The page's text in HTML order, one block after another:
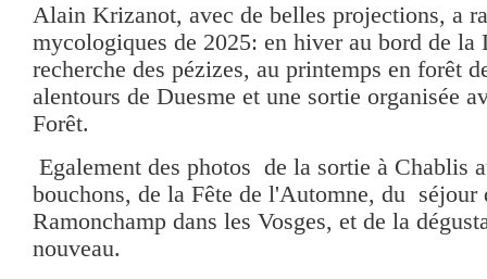
Alain Krizanot, avec de belles projections, a
mycologiques de 2025: en hiver au bord de la
recherche des pézizes, au printemps en forêt
alentours de Duesme et une sortie organisée
Forêt.
Egalement des photos de la sortie à Chablis
bouchons, de la Fête de l'Automne, du séjour
Ramonchamp dans les Vosges, et de la
nouveau.